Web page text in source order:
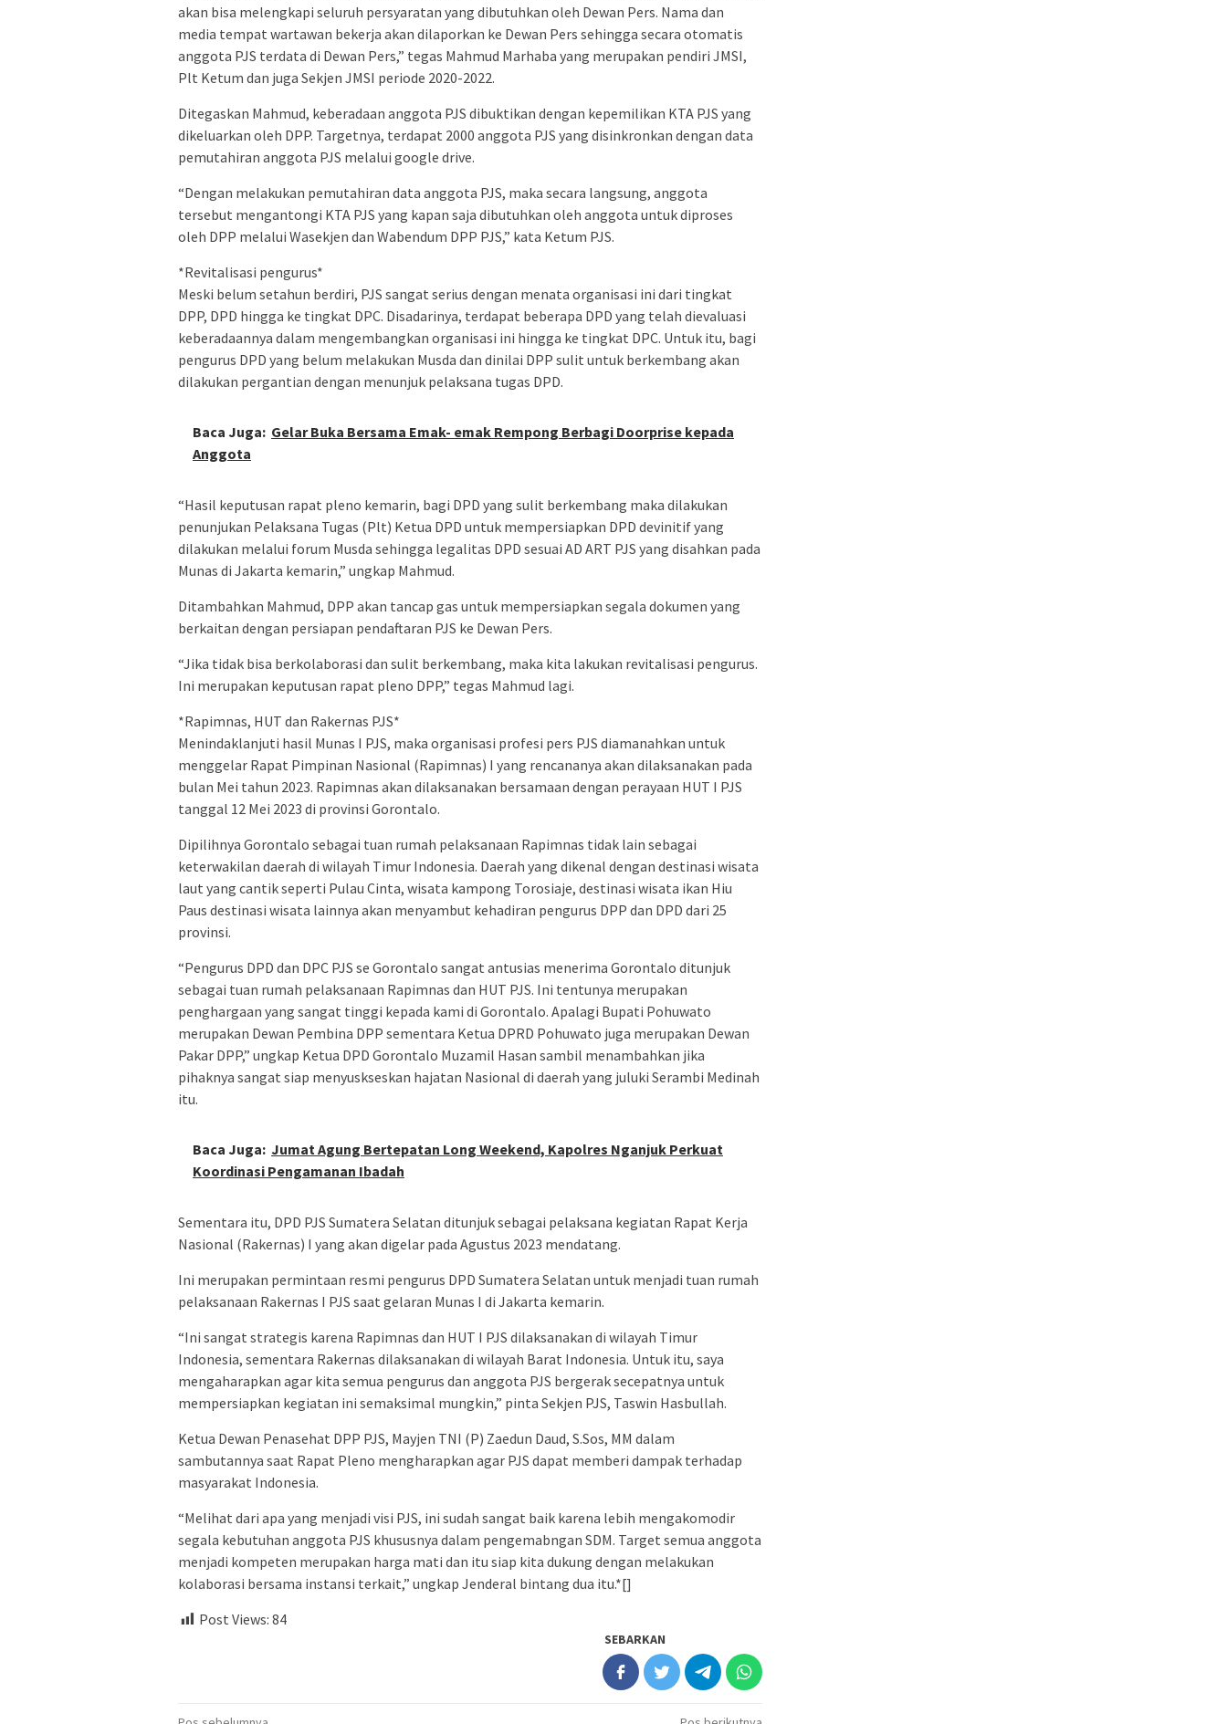
akan bisa melengkapi seluruh persyaratan yang dibutuhkan oleh Dewan Pers. Nama dan
media tempat wartawan bekerja akan dilaporkan ke Dewan Pers sehingga secara otomatis
anggota PJS terdata di Dewan Pers,” tegas Mahmud Marhaba yang merupakan pendiri JMSI,
Plt Ketum dan juga Sekjen JMSI periode 2020-2022.
Ditegaskan Mahmud, keberadaan anggota PJS dibuktikan dengan kepemilikan KTA PJS yang
dikeluarkan oleh DPP. Targetnya, terdapat 2000 anggota PJS yang disinkronkan dengan data
pemutahiran anggota PJS melalui google drive.
“Dengan melakukan pemutahiran data anggota PJS, maka secara langsung, anggota
tersebut mengantongi KTA PJS yang kapan saja dibutuhkan oleh anggota untuk diproses
oleh DPP melalui Wasekjen dan Wabendum DPP PJS,” kata Ketum PJS.
*Revitalisasi pengurus*
Meski belum setahun berdiri, PJS sangat serius dengan menata organisasi ini dari tingkat
DPP, DPD hingga ke tingkat DPC. Disadarinya, terdapat beberapa DPD yang telah dievaluasi
keberadaannya dalam mengembangkan organisasi ini hingga ke tingkat DPC. Untuk itu, bagi
pengurus DPD yang belum melakukan Musda dan dinilai DPP sulit untuk berkembang akan
dilakukan pergantian dengan menunjuk pelaksana tugas DPD.
Baca Juga: Gelar Buka Bersama Emak- emak Rempong Berbagi Doorprise kepada
Anggota
“Hasil keputusan rapat pleno kemarin, bagi DPD yang sulit berkembang maka dilakukan
penunjukan Pelaksana Tugas (Plt) Ketua DPD untuk mempersiapkan DPD devinitif yang
dilakukan melalui forum Musda sehingga legalitas DPD sesuai AD ART PJS yang disahkan pada
Munas di Jakarta kemarin,” ungkap Mahmud.
Ditambahkan Mahmud, DPP akan tancap gas untuk mempersiapkan segala dokumen yang
berkaitan dengan persiapan pendaftaran PJS ke Dewan Pers.
“Jika tidak bisa berkolaborasi dan sulit berkembang, maka kita lakukan revitalisasi pengurus.
Ini merupakan keputusan rapat pleno DPP,” tegas Mahmud lagi.
*Rapimnas, HUT dan Rakernas PJS*
Menindaklanjuti hasil Munas I PJS, maka organisasi profesi pers PJS diamanahkan untuk
menggelar Rapat Pimpinan Nasional (Rapimnas) I yang rencananya akan dilaksanakan pada
bulan Mei tahun 2023. Rapimnas akan dilaksanakan bersamaan dengan perayaan HUT I PJS
tanggal 12 Mei 2023 di provinsi Gorontalo.
Dipilihnya Gorontalo sebagai tuan rumah pelaksanaan Rapimnas tidak lain sebagai
keterwakilan daerah di wilayah Timur Indonesia. Daerah yang dikenal dengan destinasi wisata
laut yang cantik seperti Pulau Cinta, wisata kampong Torosiaje, destinasi wisata ikan Hiu
Paus destinasi wisata lainnya akan menyambut kehadiran pengurus DPP dan DPD dari 25
provinsi.
“Pengurus DPD dan DPC PJS se Gorontalo sangat antusias menerima Gorontalo ditunjuk
sebagai tuan rumah pelaksanaan Rapimnas dan HUT PJS. Ini tentunya merupakan
penghargaan yang sangat tinggi kepada kami di Gorontalo. Apalagi Bupati Pohuwato
merupakan Dewan Pembina DPP sementara Ketua DPRD Pohuwato juga merupakan Dewan
Pakar DPP,” ungkap Ketua DPD Gorontalo Muzamil Hasan sambil menambahkan jika
pihaknya sangat siap menyuskseskan hajatan Nasional di daerah yang juluki Serambi Medinah
itu.
Baca Juga: Jumat Agung Bertepatan Long Weekend, Kapolres Nganjuk Perkuat
Koordinasi Pengamanan Ibadah
Sementara itu, DPD PJS Sumatera Selatan ditunjuk sebagai pelaksana kegiatan Rapat Kerja
Nasional (Rakernas) I yang akan digelar pada Agustus 2023 mendatang.
Ini merupakan permintaan resmi pengurus DPD Sumatera Selatan untuk menjadi tuan rumah
pelaksanaan Rakernas I PJS saat gelaran Munas I di Jakarta kemarin.
“Ini sangat strategis karena Rapimnas dan HUT I PJS dilaksanakan di wilayah Timur
Indonesia, sementara Rakernas dilaksanakan di wilayah Barat Indonesia. Untuk itu, saya
mengaharapkan agar kita semua pengurus dan anggota PJS bergerak secepatnya untuk
mempersiapkan kegiatan ini semaksimal mungkin,” pinta Sekjen PJS, Taswin Hasbullah.
Ketua Dewan Penasehat DPP PJS, Mayjen TNI (P) Zaedun Daud, S.Sos, MM dalam
sambutannya saat Rapat Pleno mengharapkan agar PJS dapat memberi dampak terhadap
masyarakat Indonesia.
“Melihat dari apa yang menjadi visi PJS, ini sudah sangat baik karena lebih mengakomodir
segala kebutuhan anggota PJS khususnya dalam pengemabngan SDM. Target semua anggota
menjadi kompeten merupakan harga mati dan itu siap kita dukung dengan melakukan
kolaborasi bersama instansi terkait,” ungkap Jenderal bintang dua itu.*[]
Post Views: 84
SEBARKAN